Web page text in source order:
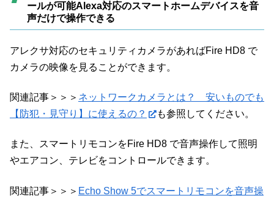
ールが可能Alexa対応のスマートホームデバイスを音
声だけで操作できる
アレクサ対応のセキュリティカメラがあればFire HD8 で
カメラの映像を見ることができます。
関連記事＞＞＞ ネットワークカメラとは？ 安いものでも
【防犯・見守り】に使えるの？
も参照してください。
また、スマートリモコンをFire HD8 で音声操作して照明
やエアコン、テレビをコントロールできます。
関連記事＞＞＞ Echo Show 5でスマートリモコンを音声操